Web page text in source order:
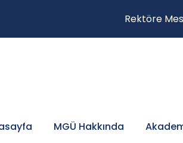
Rektöre
MGÜ Hakkında